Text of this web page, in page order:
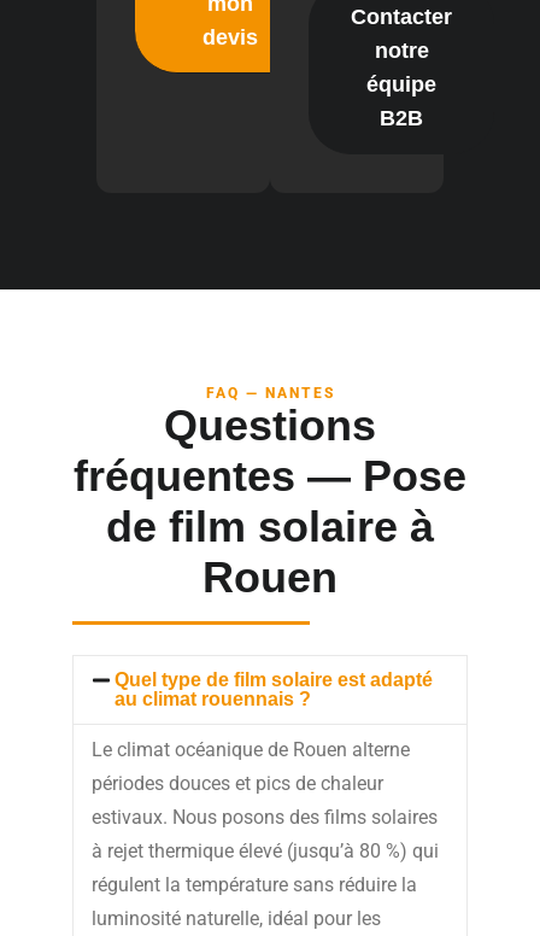
devis
Contacter
notre
équipe
B2B
FAQ — NANTES
Questions
fréquentes — Pose
de film solaire à
Rouen
Quel type de film solaire est adapté
au climat rouennais ?
Le climat océanique de Rouen alterne
périodes douces et pics de chaleur
estivaux. Nous posons des films solaires
à rejet thermique élevé (jusqu’à 80 %) qui
régulent la température sans réduire la
luminosité naturelle, idéal pour les